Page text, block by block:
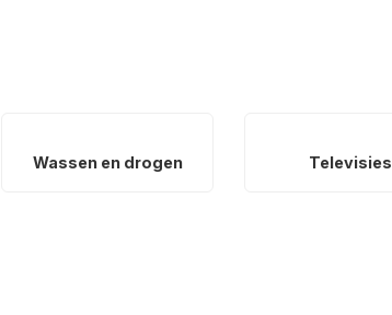
Wassen en drogen Televisies